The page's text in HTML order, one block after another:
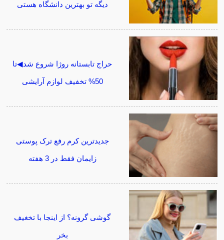
دیگه تو بهترین دانشگاه هستی
حراج تابستانه روژا شروع شد◀تا
50% تخفیف لوازم آرایشی
جدیدترین کرم رفع ترک پوستی
زایمان فقط در 3 هفته
گوشی گرونه؟ از اینجا با تخغیف
بخر